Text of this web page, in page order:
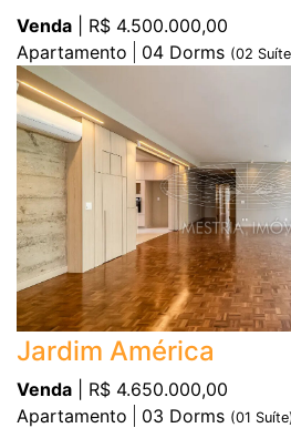
Venda | R$ 4.500.000,00
Apartamento
04 Dorms (02
Jardim América
Venda | R$ 4.650.000,00
Apartamento
03 Dorms (01